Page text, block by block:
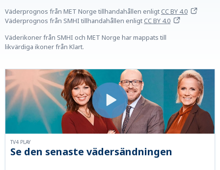
Väderprognos från MET Norge tillhandahållen enligtCC BY 4.0
Väderprognos från SMHI tillhandahållen enligtCC BY 4.0
Väderikoner från SMHI och MET Norge har mappats till
likvärdiga ikoner från Klart.
Se den senaste vädersändningen
TV4 PLAY